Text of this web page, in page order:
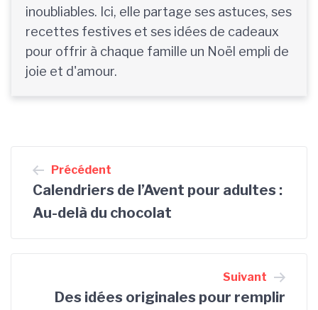
inoubliables. Ici, elle partage ses astuces, ses
recettes festives et ses idées de cadeaux
pour offrir à chaque famille un Noël empli de
joie et d'amour.
l’article
Précédent
Calendriers de l’Avent pour adultes :
Au-delà du chocolat
Suivant
Des idées originales pour remplir